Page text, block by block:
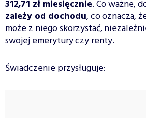
312,71 zł miesięcznie. Co ważne,
zależy od dochodu, co oznacza,
może z niego skorzystać,
swojej emerytury czy renty.
Świadczenie przysługuje: